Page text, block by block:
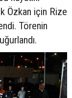
Özkan için Rize
Törenin